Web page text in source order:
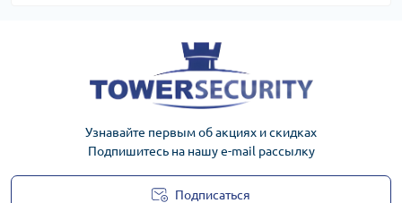
Узнавайте первым об акциях и скидках
Подпишитесь на нашу e-mail рассылку
Подписаться